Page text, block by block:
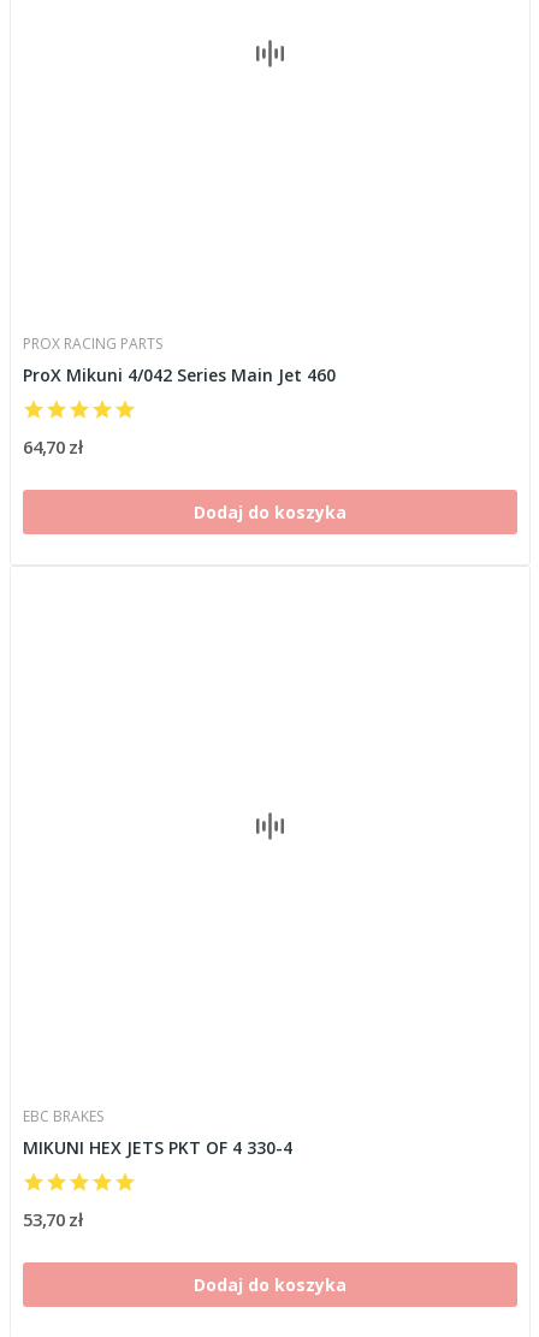
PROX RACING PARTS
ProX Mikuni 4/042 Series Main Jet 460
64,70 zł
Dodaj do koszyka
EBC BRAKES
MIKUNI HEX JETS PKT OF 4 330-4
53,70 zł
Dodaj do koszyka